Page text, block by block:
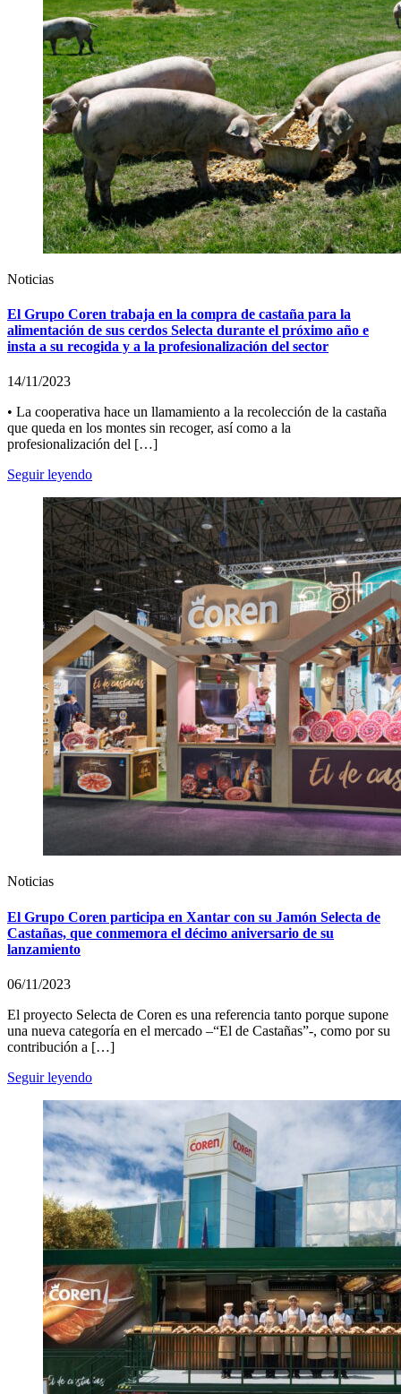
Noticias
El Grupo Coren trabaja en la compra de castaña para la
alimentación de sus cerdos Selecta durante el próximo año e
insta a su recogida y a la profesionalización del sector
14/11/2023
• La cooperativa hace un llamamiento a la recolección de la castaña
que queda en los montes sin recoger, así como a la
profesionalización del […]
Seguir leyendo
Noticias
El Grupo Coren participa en Xantar con su Jamón Selecta de
Castañas, que conmemora el décimo aniversario de su
lanzamiento
06/11/2023
El proyecto Selecta de Coren es una referencia tanto porque supone
una nueva categoría en el mercado –“El de Castañas”-, como por su
contribución a […]
Seguir leyendo